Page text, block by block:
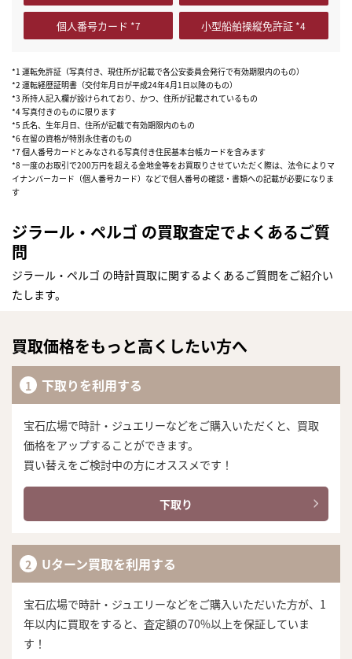
個人番号カード 小型船舶操縦免許証
*1 運転免許証（写真付き、現住所が記載で各公安委員会発行で有効期限内のもの）
*2 運転経歴証明書（交付年月日が平成24年4月1日以降のもの）
*3 所持人記入欄が設けられており、かつ、住所が記載されているもの
*4 写真付きのものに限ります
*5 氏名、生年月日、住所が記載で有効期限内のもの
*6 在留の資格が特別永住者のもの
*7 個人番号カードとみなされる写真付き住民基本台帳カードを含みます
*8 一度のお取引で200万円を超える金地金等をお買取りさせていただく際は、法令によりマ
イナンバーカード（個人番号カード）などで個人番号の確認・書類への記載が必要になりま
す
ジラール・ペルゴ の買取査定でよくあるご質
問
ジラール・ペルゴ の時計買取に関するよくあるご質問をご紹介い
たします。
買取価格をもっと高くしたい方へ
下取りを利用する
宝石広場で時計・ジュエリーなどをご購入いただくと、買取
価格をアップすることができます。
買い替えをご検討中の方にオススメです！
下取り
Uターン買取を利用する
宝石広場で時計・ジュエリーなどをご購入いただいた方が、1
年以内に買取をすると、査定額の70%以上を保証していま
す！
まずは